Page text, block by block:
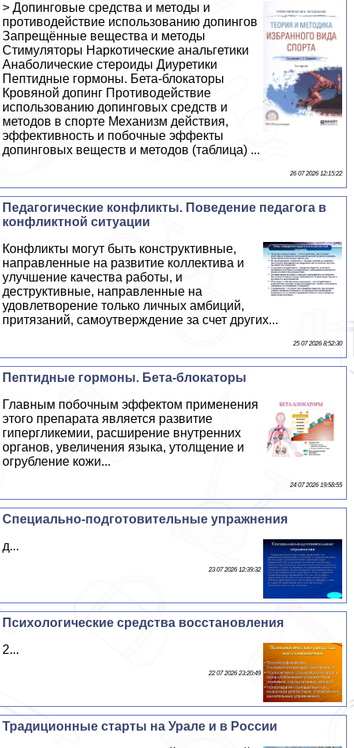
> Допинговые средства и методы и
противодействие использованию допингов
Запрещённые вещества и методы
Стимуляторы Наркотические анальгетики
Анаболические стероиды Диуретики
Пептидные гормоны. Бета-блокаторы
Кровяной допинг Противодействие
использованию допинговых средств и
методов в спорте Механизм действия,
эффективность и побочные эффекты
допинговых веществ и методов (таблица) ...
26 07 2026 12:15:22
Педагогические конфликты. Поведение педагога в
конфликтной ситуации
Конфликты могут быть конструктивные,
направленные на развитие коллектива и
улучшение качества работы, и
деструктивные, направленные на
удовлетворение только личных амбиций,
притязаний, самоутверждение за счет других...
25 07 2026 8:52:30
Пептидные гормоны. Бета-блокаторы
Главным побочным эффектом применения
этого препарата является развитие
гипергликемии, расширение внутренних
органов, увеличения языка, утолщение и
огрубление кожи...
24 07 2026 19:58:55
Специально-подготовительные упражнения
д...
23 07 2026 12:39:32
Психологические средства восстановления
2...
22 07 2026 23:20:49
Традиционные старты на Урале и в России